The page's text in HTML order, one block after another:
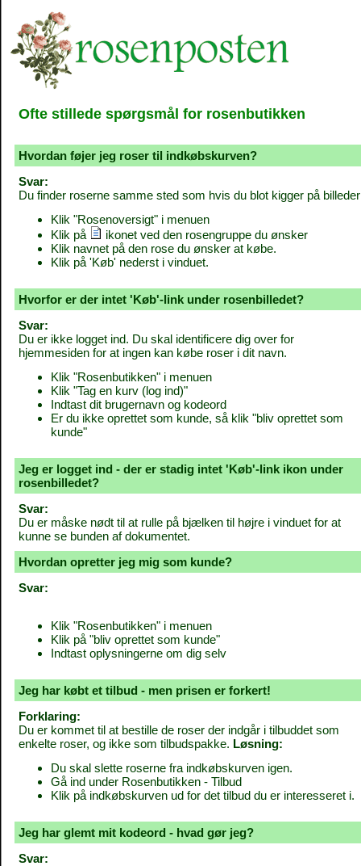
Ofte stillede spørgsmål for rosenbutikken
Hvordan føjer jeg roser til indkøbskurven?
Svar:
Du finder roserne samme sted som hvis du blot kigger på
Klik "Rosenoversigt" i menuen
Klik på
ikonet ved den rosengruppe du ønsker
Klik navnet på den rose du ønsker at købe.
Klik på 'Køb' nederst i vinduet.
Hvorfor er der intet 'Køb'-link under rosenbilledet?
Svar:
Du er ikke logget ind. Du skal identificere dig over for
hjemmesiden for at ingen kan købe roser i dit navn.
Klik "Rosenbutikken" i menuen
Klik "Tag en kurv (log ind)"
Indtast dit brugernavn og kodeord
Er du ikke oprettet som kunde, så klik "bliv oprettet som
kunde"
Jeg er logget ind - der er stadig intet 'Køb'-link ikon under
rosenbilledet?
Svar:
Du er måske nødt til at rulle på bjælken til højre i vinduet for at
kunne se bunden af dokumentet.
Hvordan opretter jeg mig som kunde?
Svar:
Klik "Rosenbutikken" i menuen
Klik på "bliv oprettet som kunde"
Indtast oplysningerne om dig selv
Jeg har købt et tilbud - men prisen er forkert!
Forklaring:
Du er kommet til at bestille de roser der indgår i tilbuddet som
enkelte roser, og ikke som tilbudspakke. Løsning:
Du skal slette roserne fra indkøbskurven igen.
Gå ind under Rosenbutikken - Tilbud
Klik på indkøbskurven ud for det tilbud du er interesseret i.
Jeg har glemt mit kodeord - hvad gør jeg?
Svar: